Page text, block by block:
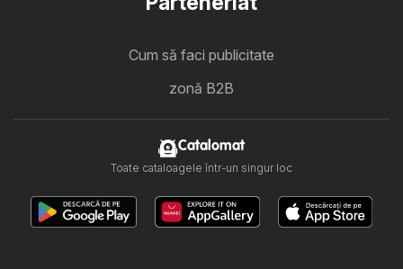
Cum să faci publicitate
zonă B2B
Catalomat
Toate cataloagele într-un singur loc